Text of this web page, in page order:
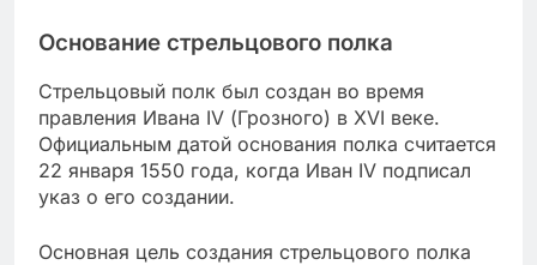
Основание стрельцового полка
Стрельцовый полк был создан во время
правления Ивана IV (Грозного) в XVI веке.
Официальным датой основания полка считается
22 января 1550 года, когда Иван IV подписал
указ о его создании.
Основная цель создания стрельцового полка